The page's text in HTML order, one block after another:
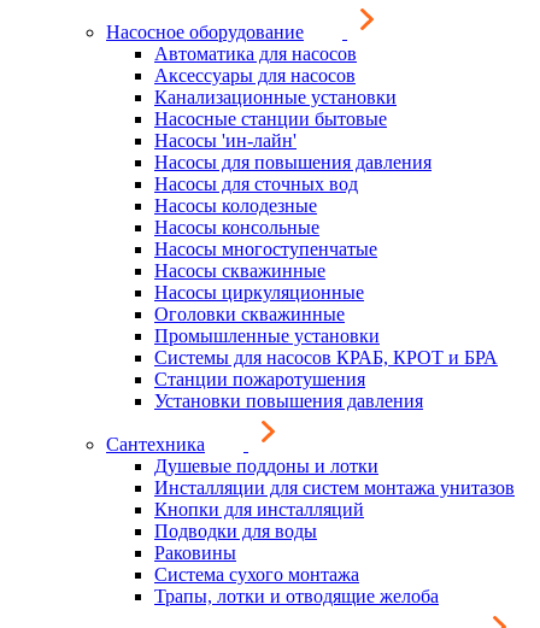
Насосное оборудование
Автоматика для насосов
Аксессуары для насосов
Канализационные установки
Насосные станции бытовые
Насосы 'ин-лайн'
Насосы для повышения давления
Насосы для сточных вод
Насосы колодезные
Насосы консольные
Насосы многоступенчатые
Насосы скважинные
Насосы циркуляционные
Оголовки скважинные
Промышленные установки
Системы для насосов КРАБ, КРОТ и БРА
Станции пожаротушения
Установки повышения давления
Сантехника
Душевые поддоны и лотки
Инсталляции для систем монтажа унитазов
Кнопки для инсталляций
Подводки для воды
Раковины
Система сухого монтажа
Трапы, лотки и отводящие желоба